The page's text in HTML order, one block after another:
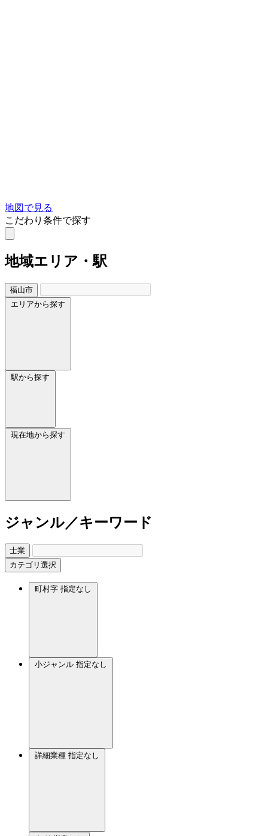
地図で見る
こだわり条件で探す
地域エリア・駅
福山市
エリアから探す
駅から探す
現在地から探す
ジャンル／キーワード
士業
カテゴリ選択
町村字 指定なし
小ジャンル 指定なし
詳細業種 指定なし